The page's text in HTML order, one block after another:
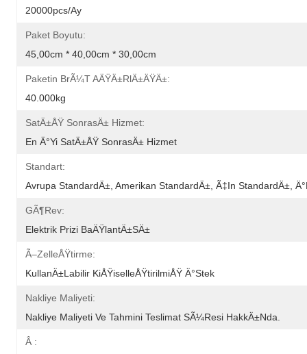
20000pcs/ay
Paket Boyutu:
45,00cm * 40,00cm * 30,00cm
Paketin BrÃ¼t AÄŸÄ±rlÄ±ÄŸÄ±:
40.000kg
SatÄ±ÅŸ SonrasÄ± Hizmet:
En Ä°yi SatÄ±ÅŸ SonrasÄ± Hizmet
Standart:
Avrupa StandardÄ±, Amerikan StandardÄ±, Ã‡in StandardÄ±,
GÃ¶rev:
Elektrik Prizi BaÄŸlantÄ±sÄ±
Ã–ZelleÅŸtirme:
KullanÄ±labilir KiÅŸiselleÅŸtirilmiÅŸ Ä°stek
Nakliye Maliyeti:
Nakliye Maliyeti Ve Tahmini Teslimat SÃ¼resi HakkÄ±nda.
Â :